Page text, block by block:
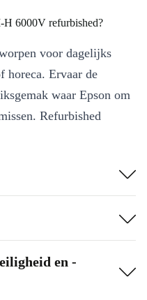
H 6000V refurbished?
voor dagelijks
horeca. Ervaar de
waar Epson om
Refurbished
gecontroleerd,
resolutie, ideaal voor
en zuinig; geen inkt
en -